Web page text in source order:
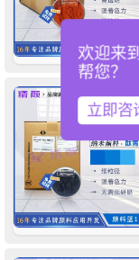
欢迎来
帮您？
立即咨